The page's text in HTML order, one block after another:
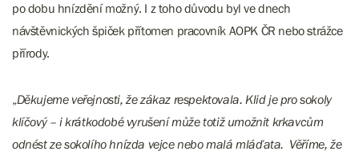
po dobu hnízdění možný. I z toho důvodu byl ve dnech
návštěvnických špiček přítomen pracovník AOPK ČR nebo strážce
přírody.
„Děkujeme veřejnosti, že zákaz respektovala. Klid je pro sokoly
klíčový – i krátkodobé vyrušení může totiž umožnit krkavcům
odnést ze sokolího hnízda vejce nebo malá mláďata. Věříme, že